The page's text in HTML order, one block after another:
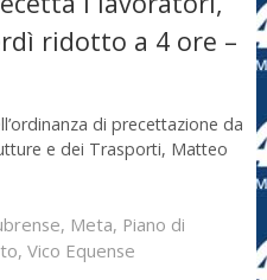
ridotto a 4 ore –
di precettazione da
e dei Trasporti, Matteo
, Meta, Piano di
, Vico Equense